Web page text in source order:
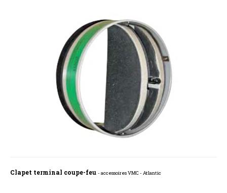
Clapet terminal coupe-feu - accessoires VMC - Atlantic